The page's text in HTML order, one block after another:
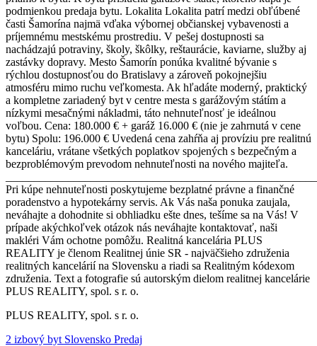
podmienkou predaja bytu. Lokalita Lokalita patrí medzi obľúbené
časti Šamorína najmä vďaka výbornej občianskej vybavenosti a
príjemnému mestskému prostrediu. V pešej dostupnosti sa
nachádzajú potraviny, školy, škôlky, reštaurácie, kaviarne, služby aj
zastávky dopravy. Mesto Šamorín ponúka kvalitné bývanie s
rýchlou dostupnosťou do Bratislavy a zároveň pokojnejšiu
atmosféru mimo ruchu veľkomesta. Ak hľadáte moderný, praktický
a kompletne zariadený byt v centre mesta s garážovým státím a
nízkymi mesačnými nákladmi, táto nehnuteľnosť je ideálnou
voľbou. Cena: 180.000 € + garáž 16.000 € (nie je zahrnutá v cene
bytu) Spolu: 196.000 € Uvedená cena zahŕňa aj províziu pre realitnú
kanceláriu, vrátane všetkých poplatkov spojených s bezpečným a
bezproblémovým prevodom nehnuteľnosti na nového majiteľa.
Pri kúpe nehnuteľnosti poskytujeme bezplatné právne a finančné
poradenstvo a hypotekárny servis. Ak Vás naša ponuka zaujala,
neváhajte a dohodnite si obhliadku ešte dnes, tešíme sa na Vás! V
prípade akýchkoľvek otázok nás neváhajte kontaktovať, naši
makléri Vám ochotne pomôžu. Realitná kancelária PLUS
REALITY je členom Realitnej únie SR - najväčšieho združenia
realitných kancelárií na Slovensku a riadi sa Realitným kódexom
združenia. Text a fotografie sú autorským dielom realitnej kancelárie
PLUS REALITY, spol. s r. o.
PLUS REALITY, spol. s r. o.
2 izbový byt Slovensko Predaj